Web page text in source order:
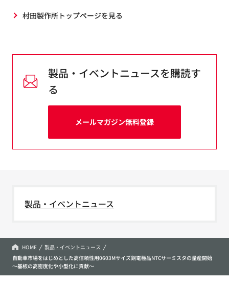
村田製作所トップページを見る
製品・イベントニュースを購読す
る
メールマガジン無料登録
製品・イベントニュース
HOME
製品・イベントニュース
自動車市場をはじめとした高信頼性用0603Mサイズ銅電極品NTCサーミスタの量産開始
～基板の高密度化や小型化に貢献～